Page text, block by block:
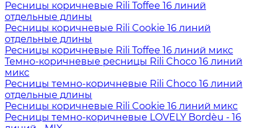
Ресницы коричневые Rili Toffee 16 линий
отдельные длины
Ресницы коричневые Rili Cookie 16 линий
отдельные длины
Ресницы коричневые Rili Toffee 16 линий микс
Темно-коричневые ресницы Rili Choco 16 линий
микс
Ресницы темно-коричневые Rili Choco 16 линий
отдельные длины
Ресницы коричневые Rili Cookie 16 линий микс
Ресницы темно-коричневые LOVELY Bordèu - 16